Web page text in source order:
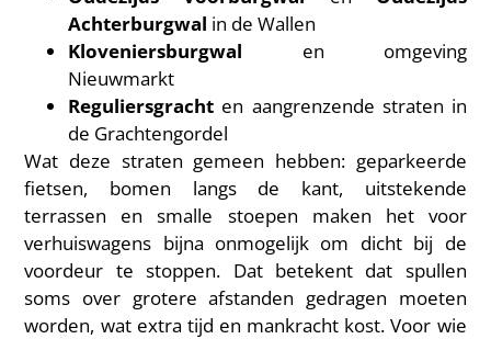
Achterburgwal in de Wallen
Kloveniersburgwal en omgeving
Nieuwmarkt
Reguliersgracht en aangrenzende straten in
de Grachtengordel
Wat deze straten gemeen hebben: geparkeerde
fietsen, bomen langs de kant, uitstekende
terrassen en smalle stoepen maken het voor
verhuiswagens bijna onmogelijk om dicht bij de
voordeur te stoppen. Dat betekent dat spullen
soms over grotere afstanden gedragen moeten
worden, wat extra tijd en mankracht kost. Voor wie